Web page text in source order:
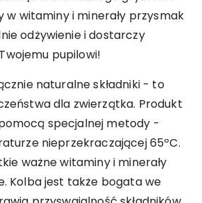
w witaminy i minerały przysmak
odżywienie i dostarczy
pupilowi!
naturalne składniki - to
dla zwierzątka. Produkt
specjalnej metody -
nieprzekraczającej 65ºC.
ważne witaminy i minerały
Kolba jest także bogata we